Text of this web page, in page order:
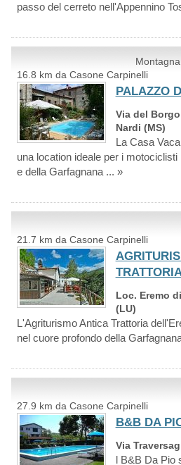
passo del cerreto nell'Appennino
16.8 km da Casone Carpinelli
PALAZZO
Via del
Nardi (MS)
La Casa
una location ideale per i
e della Garfagnana ... »
21.7 km da Casone Carpinelli
Loc. Eremo
(LU)
L'Agriturismo Antica Trattoria
nel cuore profondo della
27.9 km da Casone Carpinelli
B&B DA
Via
l B&B Da Pio